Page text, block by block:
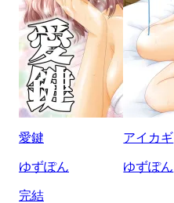
愛鍵
ゆずぽん
完結
アイカギ
ゆずぽん